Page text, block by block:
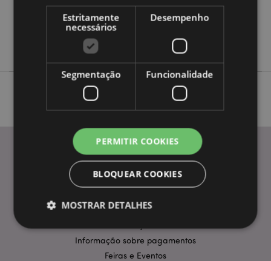
Não
Adoramals
INFORMAÇÃO
Entregas e Envios
Informação sobre pagamentos
Feiras e Eventos
Estritamente
necessários
Desempenho
Segmentação Funcionalidade
PERMITIR COOKIES
BLOQUEAR COOKIES
MOSTRAR DETALHES
Estritamente necessários
Desempenho